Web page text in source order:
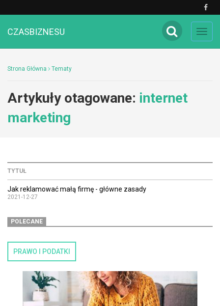
CZASBIZNESU
Strona Główna Tematy
Artykuły otagowane: internet
marketing
TYTUŁ
Jak reklamować małą firmę - główne zasady
2021-12-27
POLECANE
PRAWO I PODATKI